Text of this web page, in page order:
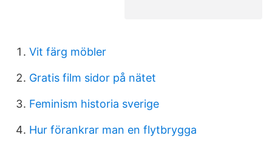
Vit färg möbler
Gratis film sidor på nätet
Feminism historia sverige
Hur förankrar man en flytbrygga